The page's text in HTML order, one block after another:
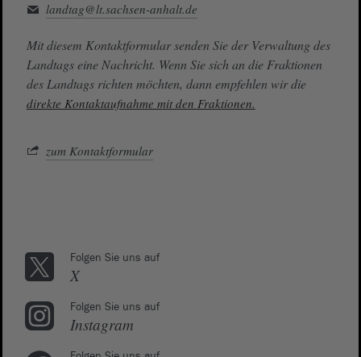
landtag@lt.sachsen-anhalt.de
Mit diesem Kontaktformular senden Sie der Verwaltung des
Landtags eine Nachricht. Wenn Sie sich an die Fraktionen
des Landtags richten möchten, dann empfehlen wir die
direkte Kontaktaufnahme mit den Fraktionen.
zum Kontaktformular
Folgen Sie uns auf
X
Folgen Sie uns auf
Instagram